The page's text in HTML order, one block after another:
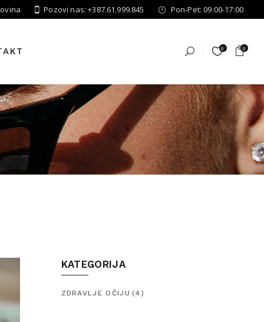
Pozovi nas: +387.61.999.845 Pon-Pet: 09:00-17:00
0 0
KATEGORIJA
ZDRAVLJE OČIJU (4)